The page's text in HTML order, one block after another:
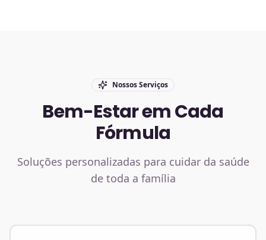
Nossos Serviços
Bem-Estar em Cada
Fórmula
Soluções personalizadas para cuidar da saúde
de toda a família